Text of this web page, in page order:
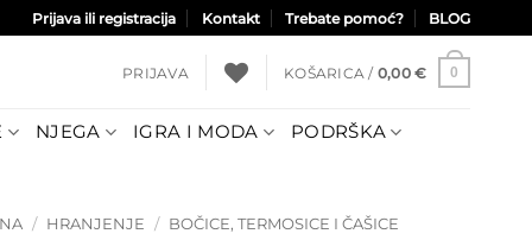
Prijava ili registracija Kontakt Trebate pomoć? BLOG
PRIJAVA KOŠARICA / 0,00 € 0
NJEGA IGRA I MODA PODRŠKA
/ HRANJENJE / BOČICE, TERMOSICE I ČAŠICE